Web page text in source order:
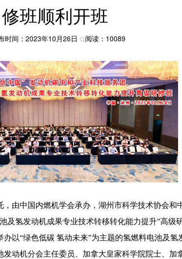
修班顺利开班
时间：2023年10月26日 阅读：10089
由中国内燃机学会承办，湖州市科学技术协会和
及氢发动机成果专业技术转移转化能力提升”高级
以“绿色低碳 氢动未来”为主题的氢燃料电池及
动机分会主任委员、加拿大皇家科学院院士、加